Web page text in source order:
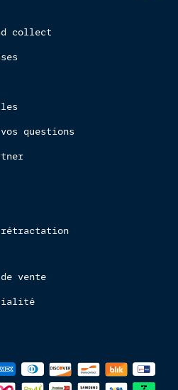
collect
questions
rétractation
vente